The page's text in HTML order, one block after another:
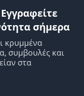
Εγγραφείτε
σήμερα
κρυμμένα
συμβουλές και
στα